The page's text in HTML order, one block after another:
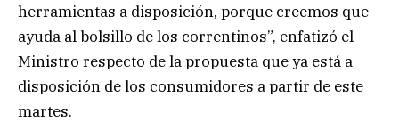
herramientas a disposición, porque creemos que
ayuda al bolsillo de los correntinos”, enfatizó el
Ministro respecto de la propuesta que ya está a
disposición de los consumidores a partir de este
martes.